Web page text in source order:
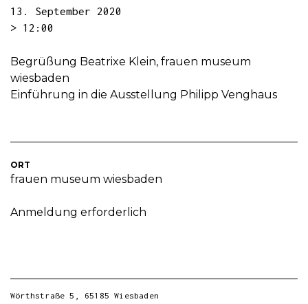
13. September 2020
> 12:00
Begrüßung Beatrixe Klein, frauen museum
wiesbaden
Einführung in die Ausstellung Philipp Venghaus
ORT
frauen museum wiesbaden
Anmeldung erforderlich
Wörthstraße 5, 65185 Wiesbaden